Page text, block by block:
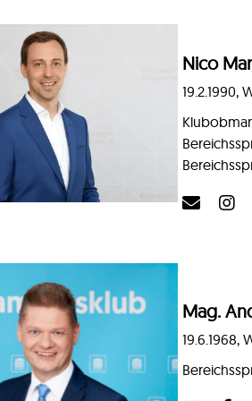
Nico
19.2.1990,
Mag.
19.6.1968,